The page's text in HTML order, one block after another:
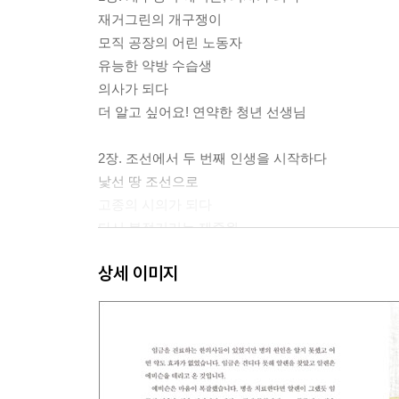
재거그린의 개구쟁이
모직 공장의 어린 노동자
유능한 약방 수습생
의사가 되다
더 알고 싶어요! 연약한 청년 선생님
2장. 조선에서 두 번째 인생을 시작하다
낯선 땅 조선으로
다시 북적거리는 제중원
더 알고 싶어요! 제중원의 탄생/제중원의 역대 책임
임금을 설득하다
모화관 피난처의 기적
성공적인 방역 활동
상세 이미지